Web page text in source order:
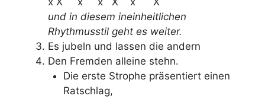
und in diesem ineinheitlichen
Rhythmusstil geht es weiter.
Es jubeln und lassen die andern
Den Fremden alleine stehn.
Die erste Strophe präsentiert einen
Ratschlag,